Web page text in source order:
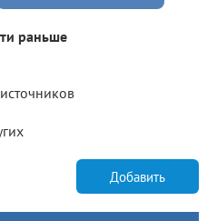
раньше
Добавить